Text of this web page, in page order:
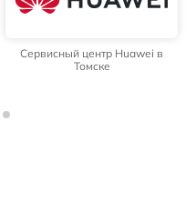
Сервисный центр Huawei в
Томске